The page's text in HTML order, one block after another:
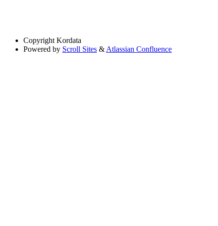
Copyright Kordata
Powered by Scroll Sites & Atlassian Confluence